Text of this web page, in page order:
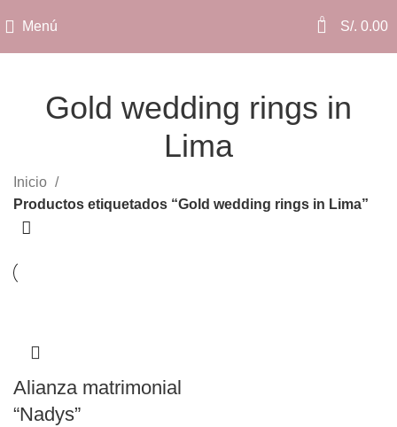
Menú 0 S/. 0.00
Gold wedding rings in
Lima
Inicio
Productos etiquetados “Gold wedding rings in Lima”
Alianza matrimonial
“Nadys”